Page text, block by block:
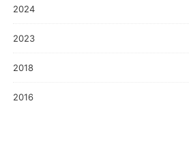
2024
2023
2018
2016